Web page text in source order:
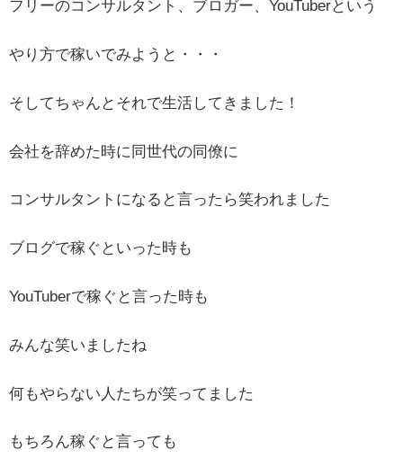
フリーのコンサルタント、ブロガー、YouTuberという
やり方で稼いでみようと・・・
そしてちゃんとそれで生活してきました！
会社を辞めた時に同世代の同僚に
コンサルタントになると言ったら笑われました
ブログで稼ぐといった時も
YouTuberで稼ぐと言った時も
みんな笑いましたね
何もやらない人たちが笑ってました
もちろん稼ぐと言っても